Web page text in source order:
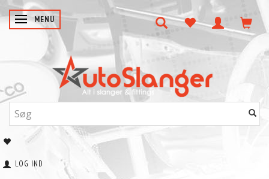
SKIFTE NAVIGATION
MENU
LOG IND